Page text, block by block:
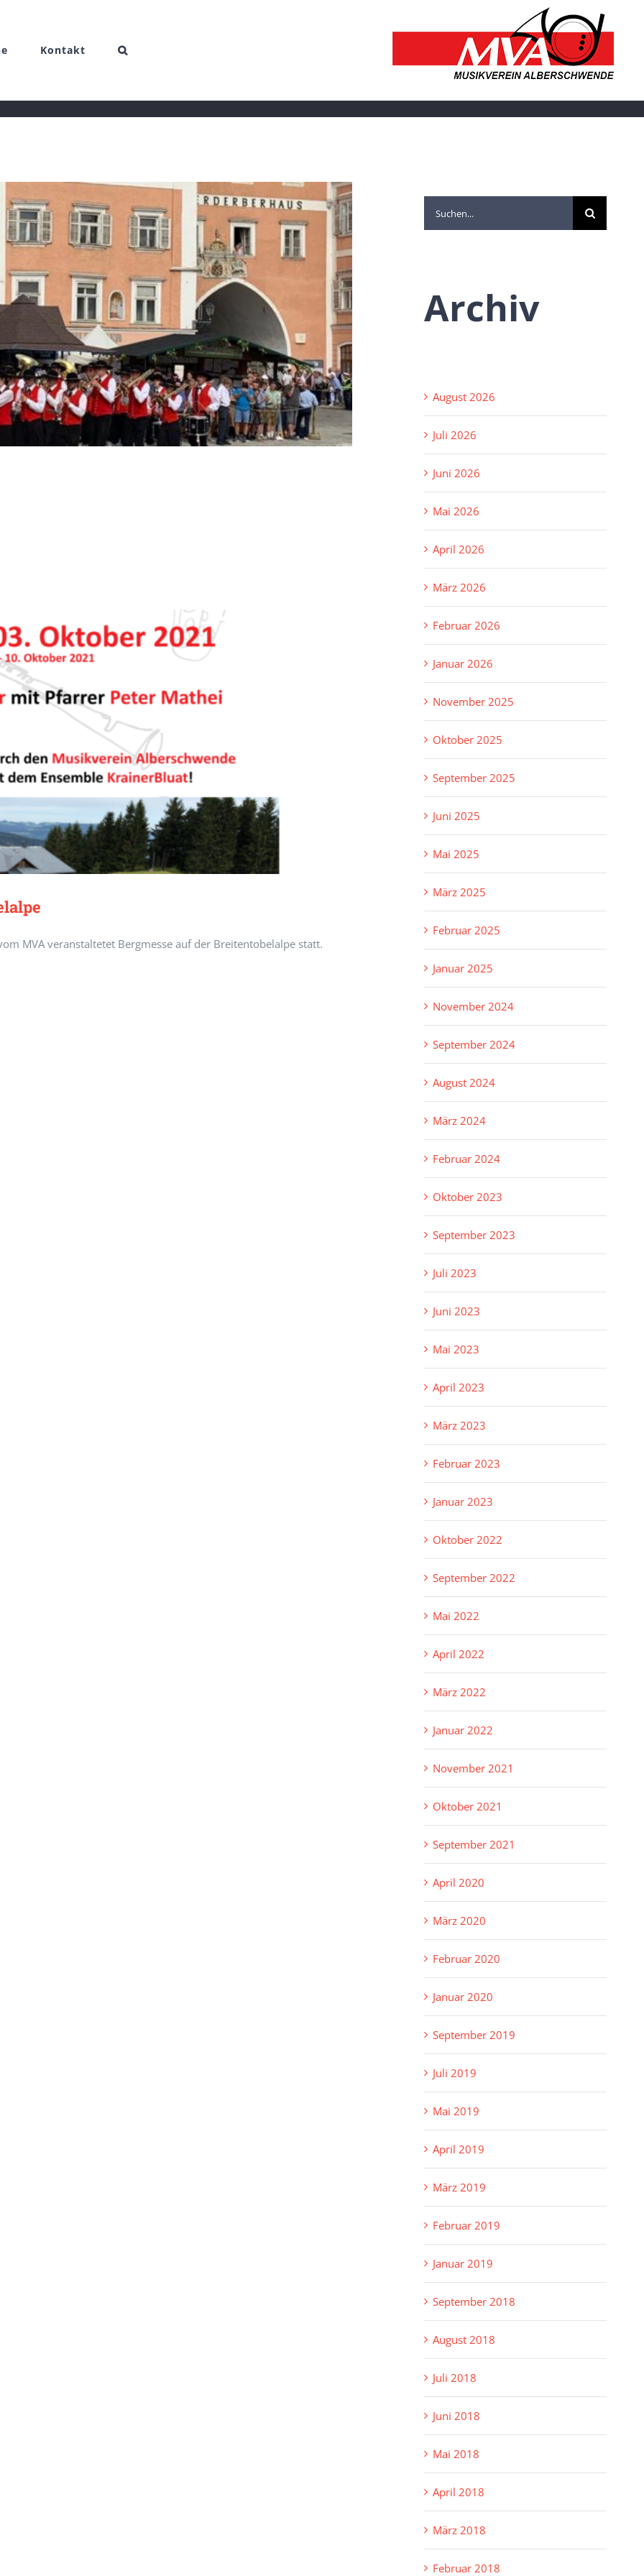
Kontakt
MVA veranstaltetet Bergmesse auf der Breitentobelalpe statt.
Suche
nach:
Archiv
August 2026
Juli 2026
Juni 2026
Mai 2026
April 2026
März 2026
Februar 2026
Januar 2026
November 2025
Oktober 2025
September 2025
Juni 2025
Mai 2025
März 2025
Februar 2025
Januar 2025
November 2024
September 2024
August 2024
März 2024
Februar 2024
Oktober 2023
September 2023
Juli 2023
Juni 2023
Mai 2023
April 2023
März 2023
Februar 2023
Januar 2023
Oktober 2022
September 2022
Mai 2022
April 2022
März 2022
Januar 2022
November 2021
Oktober 2021
September 2021
April 2020
März 2020
Februar 2020
Januar 2020
September 2019
Juli 2019
Mai 2019
April 2019
März 2019
Februar 2019
Januar 2019
September 2018
August 2018
Juli 2018
Juni 2018
Mai 2018
April 2018
März 2018
Februar 2018